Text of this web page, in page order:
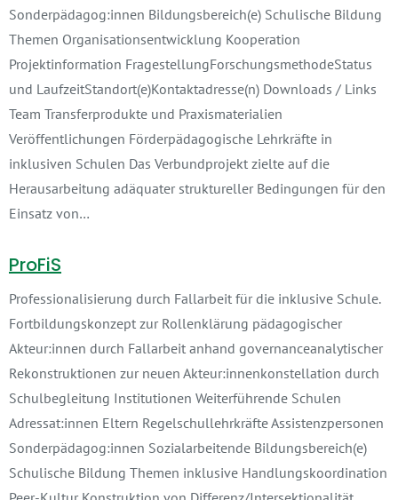
Sonderpädagog:innen Bildungsbereich(e) Schulische Bildung
Themen Organisationsentwicklung Kooperation
Projektinformation FragestellungForschungsmethodeStatus
und LaufzeitStandort(e)Kontaktadresse(n) Downloads / Links
Team Transferprodukte und Praxismaterialien
Veröffentlichungen Förderpädagogische Lehrkräfte in
inklusiven Schulen Das Verbundprojekt zielte auf die
Herausarbeitung adäquater struktureller Bedingungen für den
Einsatz von…
ProFiS
Professionalisierung durch Fallarbeit für die inklusive Schule.
Fortbildungskonzept zur Rollenklärung pädagogischer
Akteur:innen durch Fallarbeit anhand governanceanalytischer
Rekonstruktionen zur neuen Akteur:innenkonstellation durch
Schulbegleitung Institutionen Weiterführende Schulen
Adressat:innen Eltern Regelschullehrkräfte Assistenzpersonen
Sonderpädagog:innen Sozialarbeitende Bildungsbereich(e)
Schulische Bildung Themen inklusive Handlungskoordination